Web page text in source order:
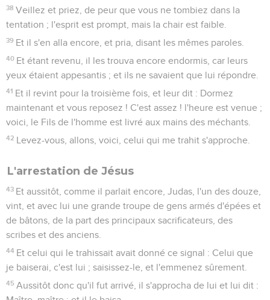
Et les principaux sacrificateurs l'accusaient de plusieurs
choses.
Mais Pilate l'interrogea encore et lui dit : Ne réponds-tu
Mais Jésus ne répondit plus rien, de sorte que Pilate en
Jésus est condamné à mort
6 Or, il avait coutume de relâcher, à chaque fête, celui des
7
Et il y avait en prison un nommé Barabbas avec ses
Et le peuple se mit à demander, avec de grands cris, qu'il
leur fît comme il leur avait toujours fait.
9 Pilate leur répondit : Voulez-vous que je vous relâche le roi
des Juifs ?
10 Car il savait que c'était par envie que les principaux
sacrificateurs l'avaient livré.
11